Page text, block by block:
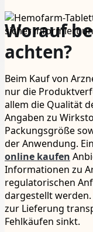
Worauf
achten?
Beim Kauf von
nur die
allem die Qualität
Angaben zu
Packungsgröße
der Anwendung.
online kaufen
Informationen zu
regulatorischen
dargestellt
zur Lieferung
Fehlkäufen sinkt.